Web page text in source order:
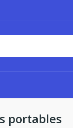
portables